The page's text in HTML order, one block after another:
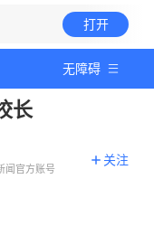
打开
无障碍
长
闻官方账号
关注